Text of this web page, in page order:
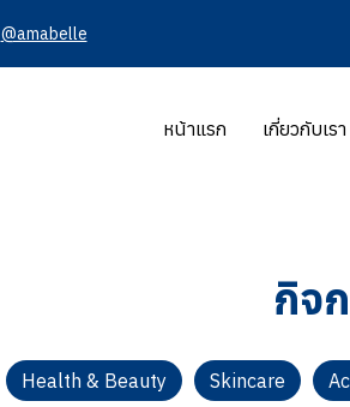
@amabelle
หน้าแรก เกี่ยวกับเรา
กิจ
Health & Beauty Skincare